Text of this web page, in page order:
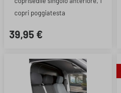
copri poggiatesta
39,95 €